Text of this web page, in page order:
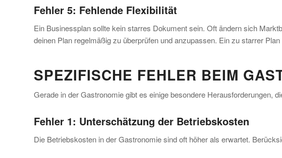
Fehler 5: Fehlende Flexibilität
Ein Businessplan sollte kein starres Dokument sein. Oft ändern sich
deinen Plan regelmäßig zu überprüfen und anzupassen. Ein zu starrer
SPEZIFISCHE FEHLER BEIM
Gerade in der Gastronomie gibt es einige besondere Herausforderungen,
Fehler 1: Unterschätzung der Betriebskosten
Die Betriebskosten in der Gastronomie sind oft höher als erwartet.